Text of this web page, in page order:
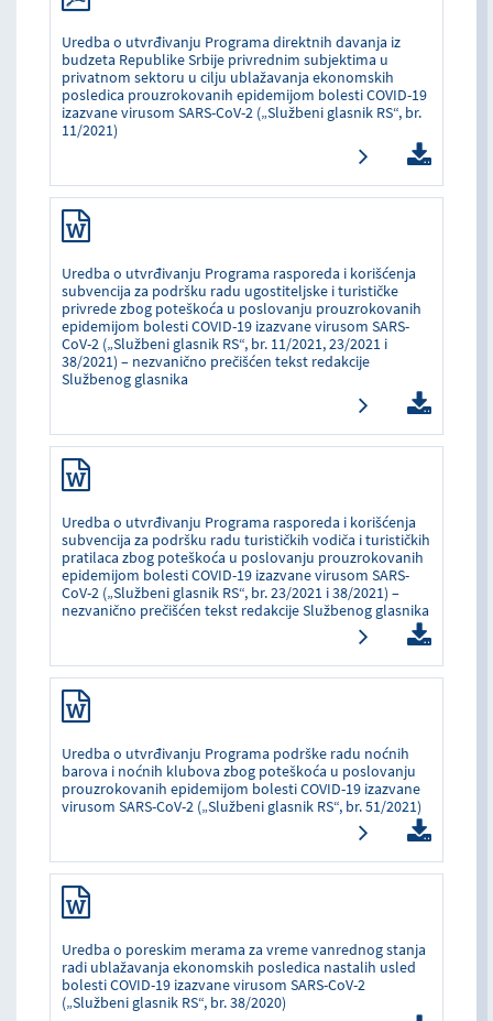
Uredba o utvrđivanju Programa direktnih davanja iz
budzeta Republike Srbije privrednim subjektima u
privatnom sektoru u cilju ublažavanja ekonomskih
posledica prouzrokovanih epidemijom bolesti COVID-19
izazvane virusom SARS-CoV-2 („Službeni glasnik RS“, br.
11/2021)
Uredba o utvrđivanju Programa rasporeda i korišćenja
subvencija za podršku radu ugostiteljske i turističke
privrede zbog poteškoća u poslovanju prouzrokovanih
epidemijom bolesti COVID-19 izazvane virusom SARS-
CoV-2 („Službeni glasnik RS“, br. 11/2021, 23/2021 i
38/2021) – nezvanično prečišćen tekst redakcije
Službenog glasnika
Uredba o utvrđivanju Programa rasporeda i korišćenja
subvencija za podršku radu turističkih vodiča i turističkih
pratilaca zbog poteškoća u poslovanju prouzrokovanih
epidemijom bolesti COVID-19 izazvane virusom SARS-
CoV-2 („Službeni glasnik RS“, br. 23/2021 i 38/2021) –
nezvanično prečišćen tekst redakcije Službenog glasnika
Uredba o utvrđivanju Programa podrške radu noćnih
barova i noćnih klubova zbog poteškoća u poslovanju
prouzrokovanih epidemijom bolesti COVID-19 izazvane
virusom SARS-CoV-2 („Službeni glasnik RS“, br. 51/2021)
Uredba o poreskim merama za vreme vanrednog stanja
radi ublažavanja ekonomskih posledica nastalih usled
bolesti COVID-19 izazvane virusom SARS-CoV-2
(„Službeni glasnik RS“, br. 38/2020)